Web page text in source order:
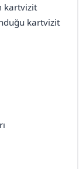
kartvizit
kartvizit